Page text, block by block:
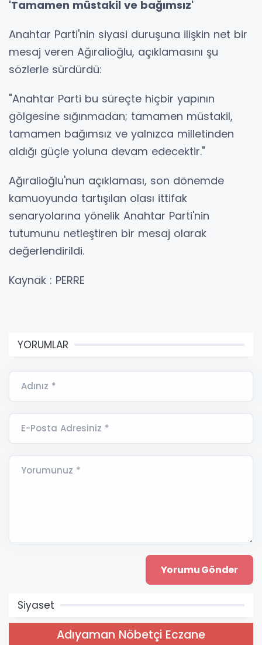
'Tamamen müstakil ve bağımsız'
Anahtar Parti'nin siyasi duruşuna ilişkin net bir
mesaj veren Ağıralioğlu, açıklamasını şu
sözlerle sürdürdü:
"Anahtar Parti bu süreçte hiçbir yapının
gölgesine sığınmadan; tamamen müstakil,
tamamen bağımsız ve yalnızca milletinden
aldığı güçle yoluna devam edecektir."
Ağıralioğlu'nun açıklaması, son dönemde
kamuoyunda tartışılan olası ittifak
senaryolarına yönelik Anahtar Parti'nin
tutumunu netleştiren bir mesaj olarak
değerlendirildi.
Kaynak : PERRE
YORUMLAR
Adınız *
E-Posta Adresiniz *
Yorumunuz *
Siyaset
Adıyaman Nöbetçi Eczane